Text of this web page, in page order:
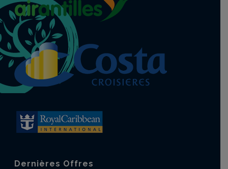
Dernières Offres